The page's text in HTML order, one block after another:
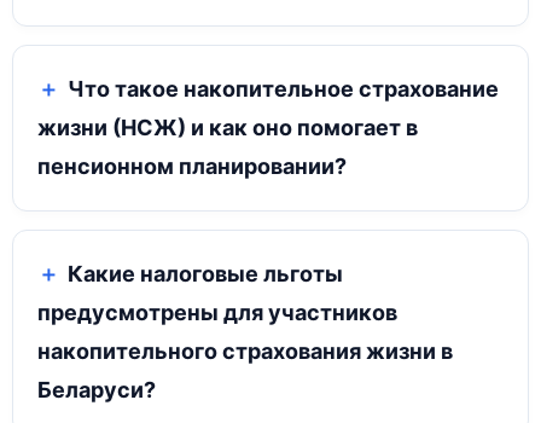
Что такое накопительное страхование
жизни (НСЖ) и как оно помогает в
пенсионном планировании?
Какие налоговые льготы
предусмотрены для участников
накопительного страхования жизни в
Беларуси?